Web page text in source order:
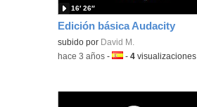
Edición básica Audacity
Contenido educativo.
subido por David M.
16′ 26″
-hace 3 años -Idioma:
-4 visualizaciones